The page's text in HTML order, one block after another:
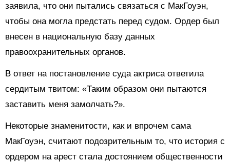
заявила, что они пытались связаться с МакГоуэн,
чтобы она могла предстать перед судом. Ордер был
внесен в национальную базу данных
правоохранительных органов.
В ответ на постановление суда актриса ответила
сердитым твитом: «Таким образом они пытаются
заставить меня замолчать?».
Некоторые знаменитости, как и впрочем сама
МакГоуэн, считают подозрительным то, что история с
ордером на арест стала достоянием общественности